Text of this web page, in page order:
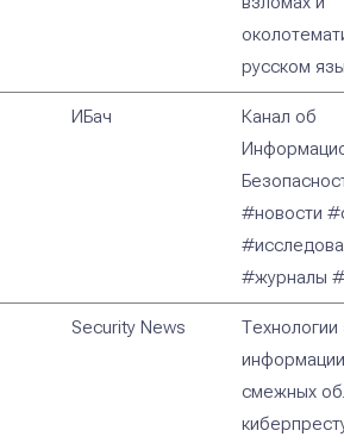
русском
ИБач
Канал об
#новости
#журналы
Security News
смежных